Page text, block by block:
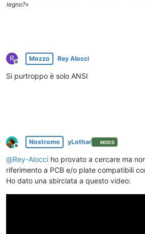
legno?»
R
Non in linea
Mozzo Rey Alocci
Si purtroppo è solo ANSI
Non in linea
Nostromo yLothar MODS
@Rey-Alocci ho provato a cercare ma
riferimento a PCB e/o plate compatibili
Ho dato una sbirciata a questo video: